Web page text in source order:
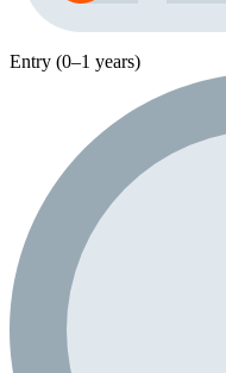
Entry (0–1 years)